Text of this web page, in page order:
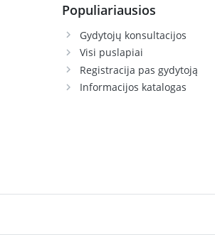
Populiariausios
Gydytojų konsultacijos
Visi puslapiai
Registracija pas gydytoją
Informacijos katalogas